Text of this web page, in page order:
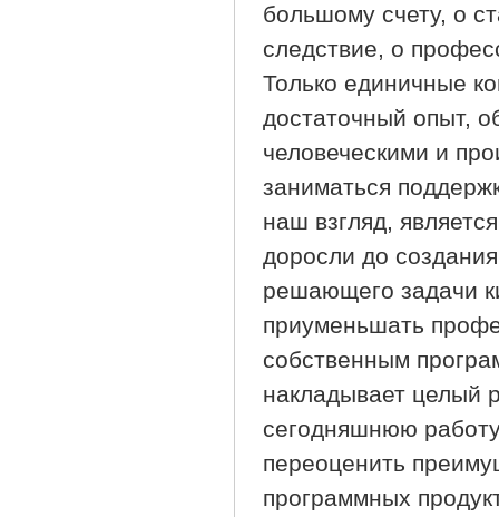
большому счету, о
следствие, о
Только единичные
достаточный опыт,
человеческими и
заниматься
наш взгляд,
доросли до
решающего задачи
приуменьшать
собственным
накладывает целый
сегодняшнюю
переоценить
программных